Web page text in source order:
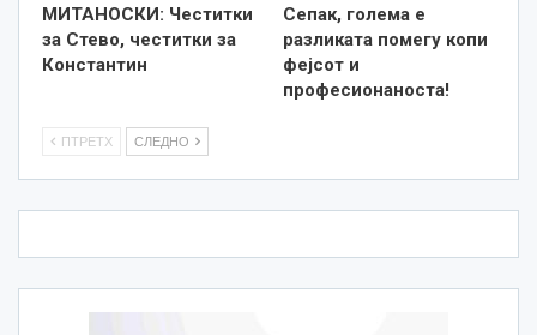
MИТАНОСКИ: Честитки
за Стево, честитки за
Константин
Сепак, голема е
разликата помегу копи
фејсот и
професионаноста!
ПТРЕТХ СЛЕДНО